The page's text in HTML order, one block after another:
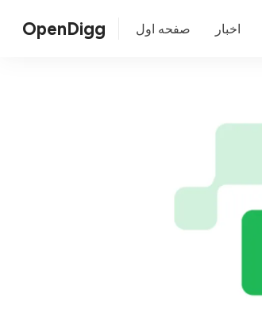
OpenDigg صفحه اول اخبار